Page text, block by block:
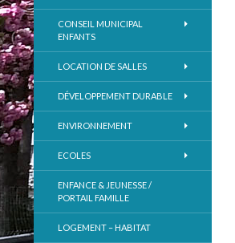
CONSEIL MUNICIPAL
ENFANTS
LOCATION DE SALLES
DÉVELOPPEMENT DURABLE
ENVIRONNEMENT
ECOLES
ENFANCE & JEUNESSE /
PORTAIL FAMILLE
LOGEMENT – HABITAT